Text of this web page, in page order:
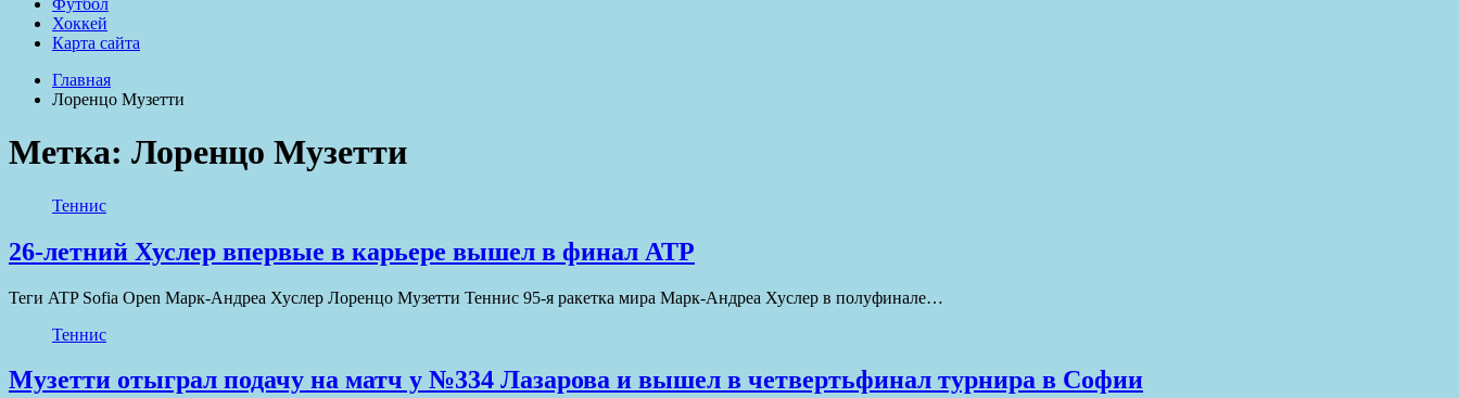
Хоккей
Карта сайта
Главная
Лоренцо Музетти
Метка: Лоренцо Музетти
Теннис
26-летний Хуслер впервые в карьере вышел в финал ATP
Теги ATP Sofia Open Марк-Андреа Хуслер Лоренцо Музетти Теннис 95-я ракетка мира Марк-Андреа Хуслер в полуфинале…
Теннис
Музетти отыграл подачу на матч у №334 Лазарова и вышел в четвертьфинал турнира в Софии